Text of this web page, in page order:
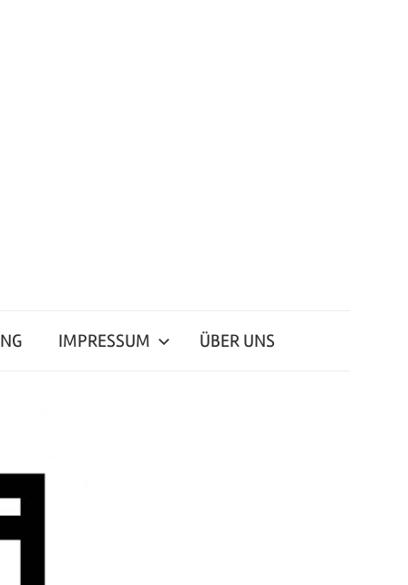
IMPRESSUM ÜBER UNS